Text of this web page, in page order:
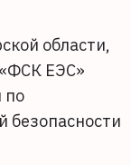
области,
ЕЭС»
по